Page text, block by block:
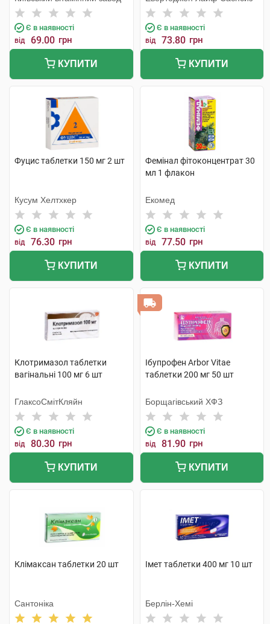
Є в наявності
від 69.00 грн
КУПИТИ
Є в наявності
від 73.80 грн
КУПИТИ
Фуцис таблетки 150 мг 2 шт
Кусум Хелтхкер
Є в наявності
від 76.30 грн
КУПИТИ
Фемінал фітоконцентрат 30
мл 1 флакон
Екомед
Є в наявності
від 77.50 грн
КУПИТИ
Клотримазол таблетки
вагінальні 100 мг 6 шт
ГлаксоСмітКляйн
Є в наявності
від 80.30 грн
КУПИТИ
Ібупрофен Arbor Vitae
таблетки 200 мг 50 шт
Борщагівський ХФЗ
Є в наявності
від 81.90 грн
КУПИТИ
Клімаксан таблетки 20 шт
Сантоніка
Імет таблетки 400 мг 10 шт
Берлін-Хемі